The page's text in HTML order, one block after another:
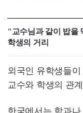
"교수님과 같이 밥을
학생의 거리
외국인 유학생들
교수와 학생의 관
한국에서는 학과